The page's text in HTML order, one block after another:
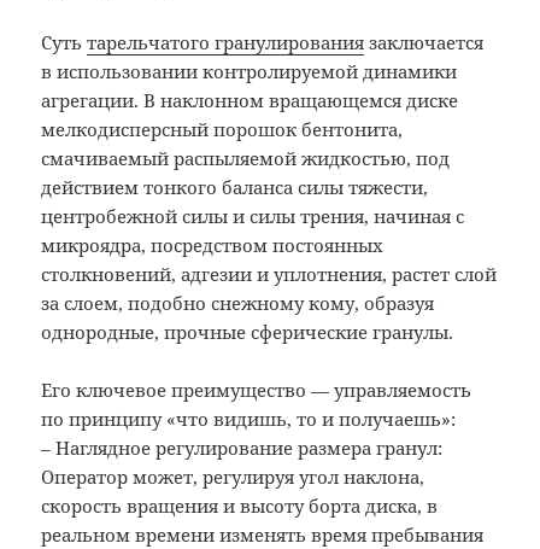
Сутьтарельчатого гранулирования заключается
в использовании контролируемой динамики
агрегации. В наклонном вращающемся диске
мелкодисперсный порошок бентонита,
смачиваемый распыляемой жидкостью, под
действием тонкого баланса силы тяжести,
центробежной силы и силы трения, начиная с
микроядра, посредством постоянных
столкновений, адгезии и уплотнения, растет слой
за слоем, подобно снежному кому, образуя
однородные, прочные сферические гранулы.
Его ключевое преимущество — управляемость
по принципу «что видишь, то и получаешь»:
– Наглядное регулирование размера гранул:
Оператор может, регулируя угол наклона,
скорость вращения и высоту борта диска, в
реальном времени изменять время пребывания